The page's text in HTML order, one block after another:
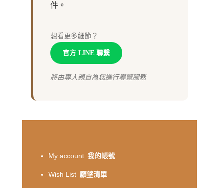
件。
想看更多細節？
官方 LINE 聯繫
將由專人親自為您進行導覽服務
My account 我的帳號
Wish List 願望清單